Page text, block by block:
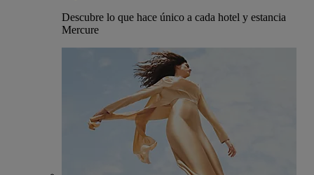
Descubre lo que hace único a cada hotel y estancia
Mercure